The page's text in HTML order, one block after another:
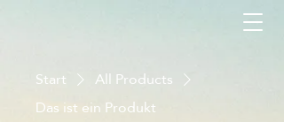
Start
All Products
Das ist ein Produkt